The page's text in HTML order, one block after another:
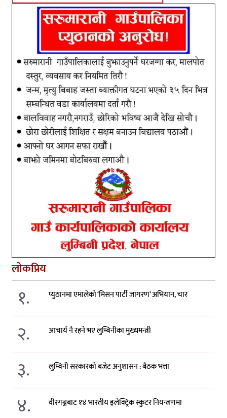
लोकप्रिय
१. प्युठानमा एमालेको ‘मिसन पार्टी जागरण’ अभियान, चार
२. आचार्य नै रहने भए लुम्बिनीका मुख्यमन्त्री
३. लुम्बिनी सरकारको बजेट अनुशासन : बैठक भत्ता
४. वीरगञ्जबाट १४ भारतीय इलेक्ट्रिक स्कुटर नियन्त्रणमा